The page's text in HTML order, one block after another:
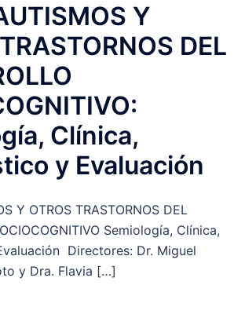
Y
DEL
Clínica,
y Evaluación
Y OTROS TRASTORNOS DEL
Semiología, Clínica,
Directores: Dr. Miguel
y Dra. Flavia […]